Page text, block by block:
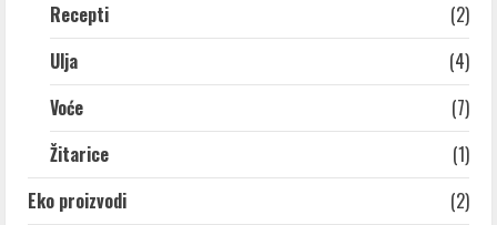
Recepti
(2)
Ulja
(4)
Voće
(7)
Žitarice
(1)
Eko proizvodi
(2)